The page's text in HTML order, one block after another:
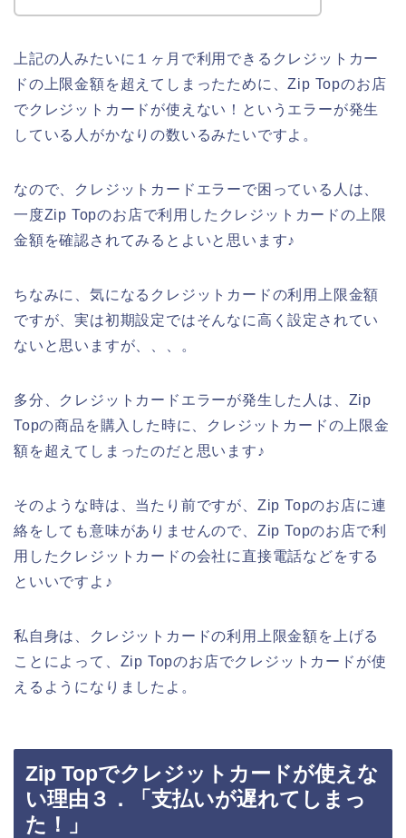
上記の人みたいに１ヶ月で利用できるクレジットカー
ドの上限金額を超えてしまったために、Zip Topのお店
でクレジットカードが使えない！というエラーが発生
している人がかなりの数いるみたいですよ。
なので、クレジットカードエラーで困っている人は、
一度Zip Topのお店で利用したクレジットカードの上限
金額を確認されてみるとよいと思います♪
ちなみに、気になるクレジットカードの利用上限金額
ですが、実は初期設定ではそんなに高く設定されてい
ないと思いますが、、、。
多分、クレジットカードエラーが発生した人は、Zip
Topの商品を購入した時に、クレジットカードの上限金
額を超えてしまったのだと思います♪
そのような時は、当たり前ですが、Zip Topのお店に連
絡をしても意味がありませんので、Zip Topのお店で利
用したクレジットカードの会社に直接電話などをする
といいですよ♪
私自身は、クレジットカードの利用上限金額を上げる
ことによって、Zip Topのお店でクレジットカードが使
えるようになりましたよ。
Zip Topでクレジットカードが使えな
い理由３．「支払いが遅れてしまっ
た！」